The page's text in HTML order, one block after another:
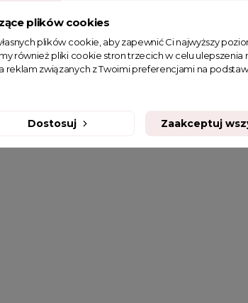
plików cookies
plików cookie, aby zapewnić Ci najwyższy
również pliki cookie stron trzecich w celu ulepszenia
reklam związanych z Twoimi preferencjami na
Dostosuj Zaakceptuj